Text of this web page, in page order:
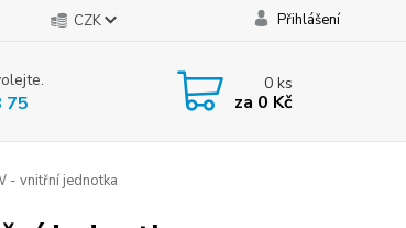
CZK Přihlášení
75
0ks
za 0 Kč
- vnitřní jednotka